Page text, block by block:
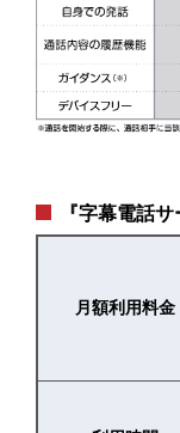
『字幕電話
月額利用料金